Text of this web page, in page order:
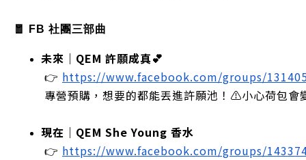
🧧 FB 社團三部曲
未來｜QEM 許願成真💕
👉 https://www.facebook.com/groups/
專營預購，想要的都能丟進許願池！⚠️小心荷包會
現在｜QEM She Young 香水
👉 https://www.facebook.com/groups/